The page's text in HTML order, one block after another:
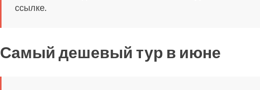
ссылке.
Самый дешевый тур в июне